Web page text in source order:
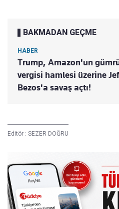
BAKMADAN GEÇME
HABER
Trump, Amazon'un
vergisi hamlesi üzerine
Bezos'a savaş açtı!
Editör : SEZER DOĞRU